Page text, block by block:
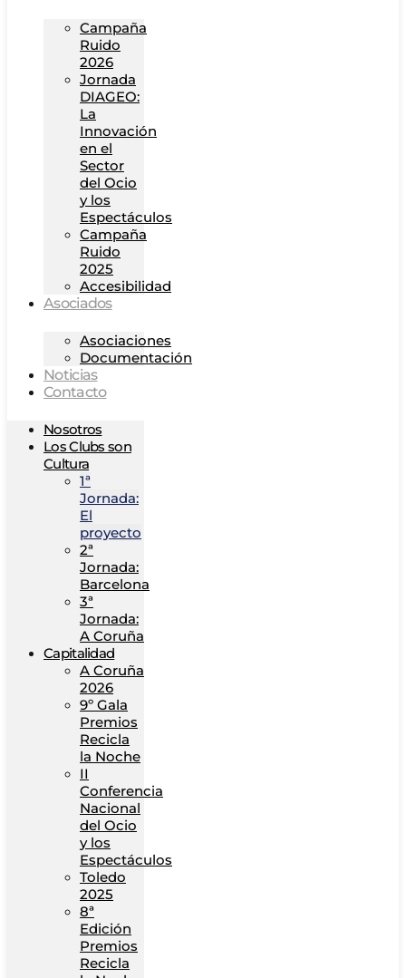
Campaña
Ruido
2026
Jornada
DIAGEO:
La
Innovación
en el
Sector
del Ocio
y los
Espectáculos
Campaña
Ruido
2025
Accesibilidad
Asociados
Asociaciones
Documentación
Noticias
Contacto
Nosotros
Los Clubs son
Cultura
1ª
Jornada:
El
proyecto
2ª
Jornada:
Barcelona
3ª
Jornada:
A Coruña
Capitalidad
A Coruña
2026
9º Gala
Premios
Recicla
la Noche
II
Conferencia
Nacional
del Ocio
y los
Espectáculos
Toledo
2025
8ª
Edición
Premios
Recicla